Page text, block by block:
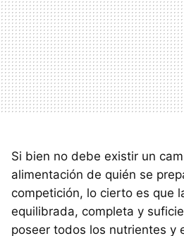
Si bien no debe existir un
alimentación de quién se
competición, lo cierto es que
equilibrada, completa y
poseer todos los nutrientes y